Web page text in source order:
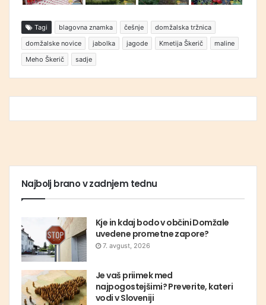
Tagi blagovna znamka češnje
domžalska tržnica
domžalske novice
jabolka jagode Kmetija Škerič
maline
Meho Škerič
sadje
Najbolj brano v zadnjem tednu
Kje in kdaj bodo v občini Domžale
uvedene prometne zapore?
7. avgust, 2026
Je vaš priimek med
najpogostejšimi? Preverite, kateri
vodi v Sloveniji